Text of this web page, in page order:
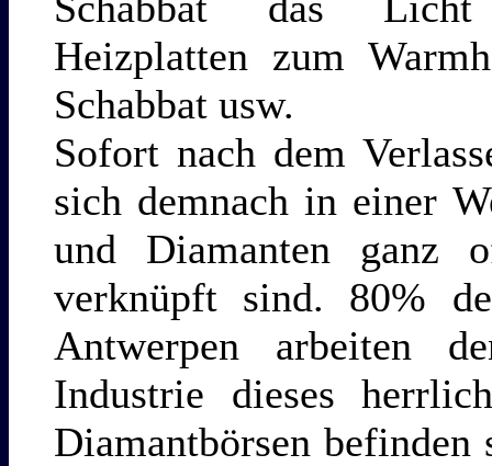
Heizplatten zum
Schabbat usw.
Sofort nach dem
sich demnach in einer
und Diamanten ganz
verknüpft sind. 80%
Antwerpen arbeiten
Industrie dieses
Diamantbörsen